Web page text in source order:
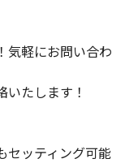
気軽にお問い合わ
たします！
セッティング可能